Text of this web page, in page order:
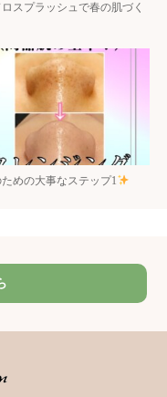
スプラッシュで春の肌づく
めの大事なステップ1